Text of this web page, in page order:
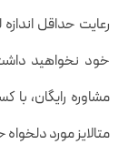
رعایت حداقل
خود نخواهید
مشاوره رایگان،
متالایز مورد